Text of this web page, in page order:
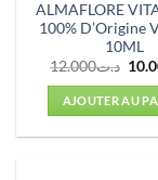
ALMAFLORE
100% D’Origine
10ML
د.ت12.000
Le
AJOUTER AU